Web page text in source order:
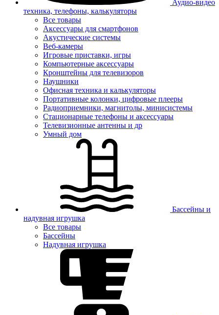
Аудио-видео
техника, телефоны, калькуляторы
Все товары
Аксессуары для смартфонов
Акустические системы
Веб-камеры
Игровые приставки, игры
Компьютерные аксессуары
Кронштейны для телевизоров
Наушники
Офисная техника и калькуляторы
Портативные колонки, цифровые плееры
Радиоприемники, магнитолы, минисистемы
Стационарные телефоны и аксессуары
Телевизионные антенны и др
Умный дом
Бассейны и
надувная игрушка
Все товары
Бассейны
Надувная игрушка